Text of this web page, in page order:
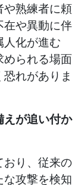
や熟練者に頼
在や異動に伴
人化が進む
められる場面
れがありま
えが追い付か
おり、従来の
攻撃を検知